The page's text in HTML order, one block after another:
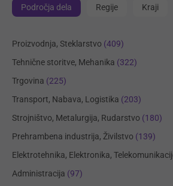
Področja dela Regije Kraji
Proizvodnja, Steklarstvo (409)
Tehnične storitve, Mehanika (322)
Trgovina (225)
Transport, Nabava, Logistika (203)
Strojništvo, Metalurgija, Rudarstvo (180)
Prehrambena industrija, Živilstvo (139)
Elektrotehnika, Elektronika,
Administracija (97)